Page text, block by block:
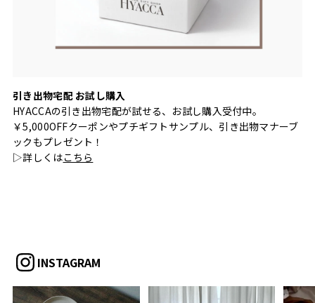
引き出物宅配 お試し購入
HYACCAの引き出物宅配が試せる、お試し購入受付中。
￥5,000OFFクーポンやプチギフトサンプル、引き出物マナーブ
ックもプレゼント！
▷詳しくはこちら
INSTAGRAM